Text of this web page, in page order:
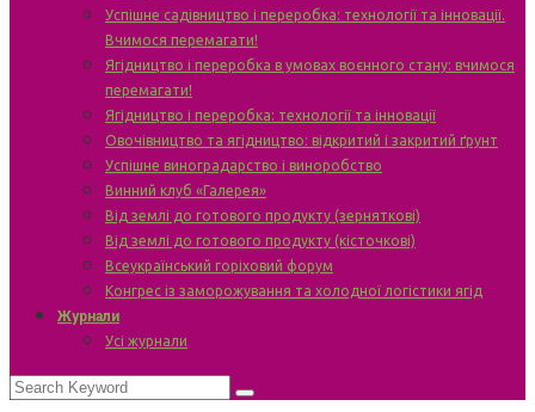
Успішне садівництво і переробка: технології та інновації.
Вчимося перемагати!
Ягідництво і переробка в умовах воєнного стану: вчимося
перемагати!
Ягідництво і переробка: технології та інновації
Овочівництво та ягідництво: відкритий і закритий ґрунт
Успішне виноградарство і виноробство
Винний клуб «Галерея»
Від землі до готового продукту (зерняткові)
Від землі до готового продукту (кісточкові)
Всеукраїнський горіховий форум
Конгрес із заморожування та холодної логістики ягід
Журнали
Усі журнали